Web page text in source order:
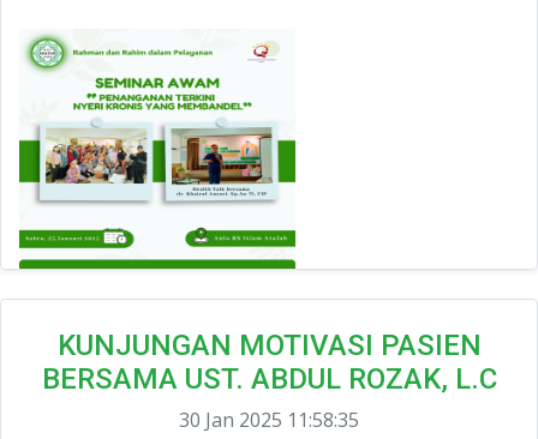
KUNJUNGAN MOTIVASI PASIEN
BERSAMA UST. ABDUL ROZAK, L.C
30 Jan 2025 11:58:35